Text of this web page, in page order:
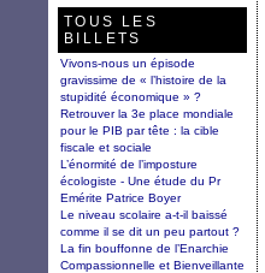
TOUS LES
BILLETS
Vivons-nous un épisode
gravissime de « l’histoire de la
stupidité économique » ?
Retrouver la 3e place mondiale
pour le PIB par tête : la cible
fiscale et sociale
L’énormité de l’imposture
écologiste - Une étude du Pr
Emérite Patrice Boyer
Le niveau scolaire a-t-il baissé
comme il se dit un peu partout ?
La fin bouffonne de l’Enarchie
Compassionnelle et Bienveillante